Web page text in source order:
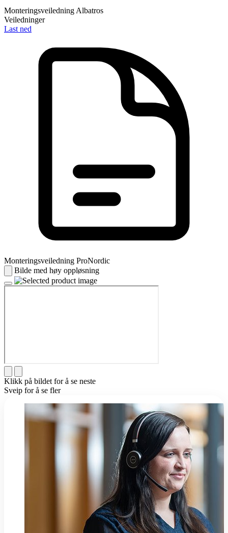
Monteringsveiledning Albatros
Veiledninger
Last ned
Monteringsveiledning ProNordic
Bilde med høy oppløsning
Klikk på bildet for å se neste
Sveip for å se fler